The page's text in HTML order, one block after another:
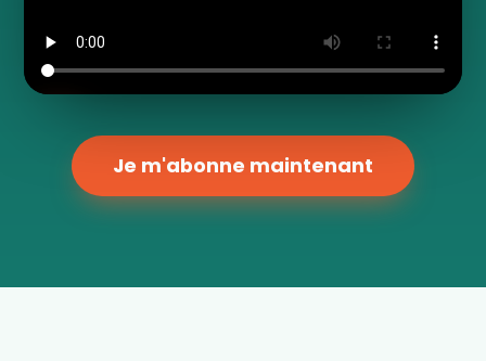
Je m'abonne maintenant